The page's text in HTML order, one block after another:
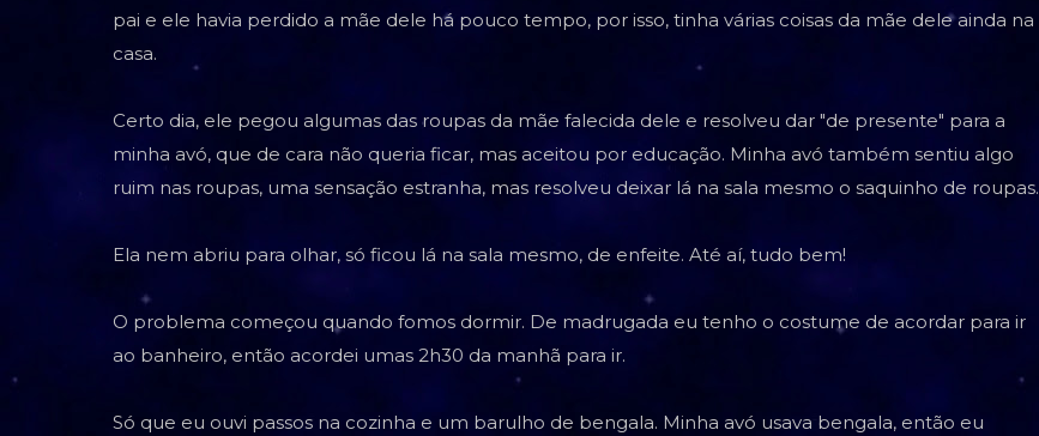
pai e ele havia perdido a mãe dele há pouco tempo, por isso, tinha várias coisas da mãe dele ainda na
casa.
Certo dia, ele pegou algumas das roupas da mãe falecida dele e resolveu dar "de presente" para a
minha avó, que de cara não queria ficar, mas aceitou por educação. Minha avó também sentiu algo
ruim nas roupas, uma sensação estranha, mas resolveu deixar lá na sala mesmo o saquinho de roupas.
Ela nem abriu para olhar, só ficou lá na sala mesmo, de enfeite. Até aí, tudo bem!
O problema começou quando fomos dormir. De madrugada eu tenho o costume de acordar para ir
ao banheiro, então acordei umas 2h30 da manhã para ir.
Só que eu ouvi passos na cozinha e um barulho de bengala. Minha avó usava bengala, então eu